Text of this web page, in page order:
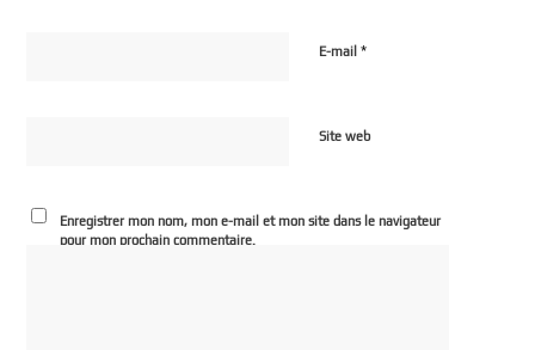
E-mail*
Site web
Enregistrer mon nom, mon e-mail et mon site dans le navigateur
pour mon prochain commentaire.